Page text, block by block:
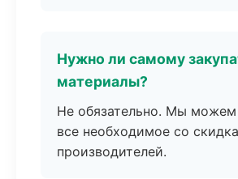
Нужно ли самому
материалы?
Не обязательно. Мы можем
все необходимое со
производителей.